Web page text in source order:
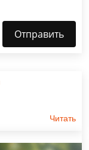
Отправить
Читать